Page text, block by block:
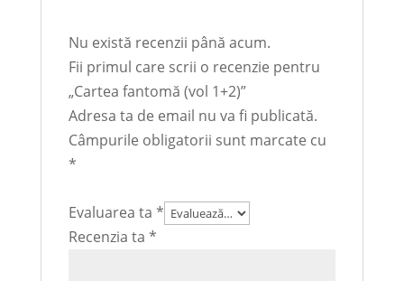
Nu există recenzii până acum.
Fii primul care scrii o recenzie pentru
„Cartea fantomă (vol 1+2)”
Adresa ta de email nu va fi publicată.
Câmpurile obligatorii sunt marcate cu
*
Evaluarea ta *
Recenzia ta *